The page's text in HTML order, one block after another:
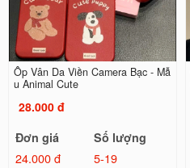
Ốp Vân Da Viền Camera Bạc - Mẫ
u Animal Cute
28.000 đ
Đơn giá
Số lượng
24.000 đ
5-19